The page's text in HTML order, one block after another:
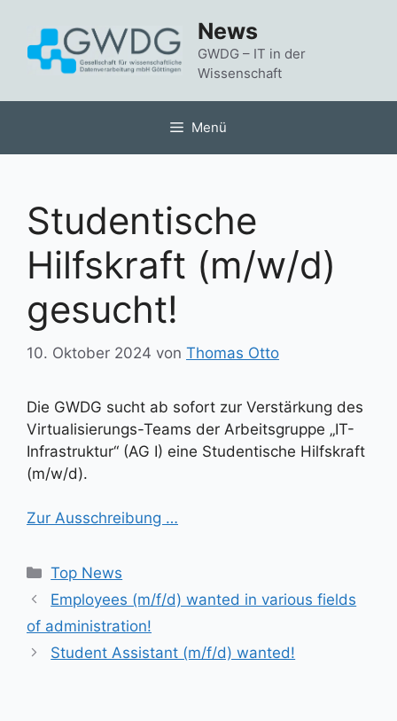
springen
News
GWDG – IT in der
Wissenschaft
Menü
Studentische
Hilfskraft (m/w/d)
gesucht!
10. Oktober 2024 von Thomas Otto
Die GWDG sucht ab sofort zur Verstärkung des
Virtualisierungs-Teams der Arbeitsgruppe „IT-
Infrastruktur“ (AG I) eine Studentische Hilfskraft
(m/w/d).
Zur Ausschreibung …
Kategorien
Top News
Employees (m/f/d) wanted in various fields
of administration!
Student Assistant (m/f/d) wanted!